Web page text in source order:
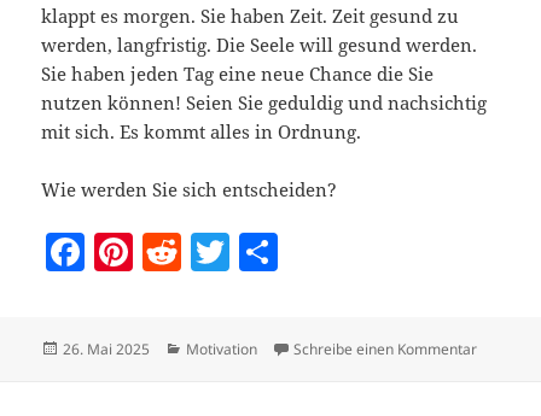
klappt es morgen. Sie haben Zeit. Zeit gesund zu
werden, langfristig. Die Seele will gesund werden.
Sie haben jeden Tag eine neue Chance die Sie
nutzen können! Seien Sie geduldig und nachsichtig
mit sich. Es kommt alles in Ordnung.
Wie werden Sie sich entscheiden?
F
e
Pi
es
R
di
T
er
le
n
Veröffentlicht
26. Mai 2025 Kategorien
Motivation Schreibe einen Kommentarzu Den